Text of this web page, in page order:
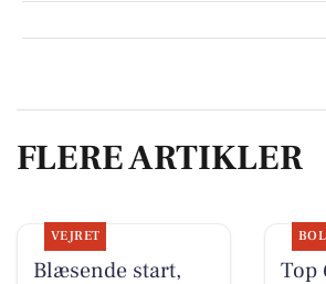
FLERE ARTIKLER
VEJRET
Blæsende start,
Top